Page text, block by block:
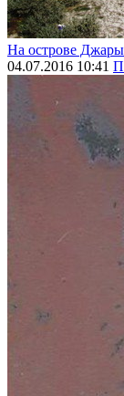
На острове
04.07.2016 10:41